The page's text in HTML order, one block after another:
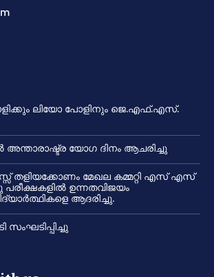
ലിയോ പോളിനും ജെ.എഫ്.എസ്.
അന്താരാഷ്ട്ര യോഗ ദിനം ആചരിച്ചു
മേഖല കമ്മറ്റി എസ് എസ്
ഉന്നതവിജയം
ആദരിച്ചു.
സംഘടിപ്പിച്ചു